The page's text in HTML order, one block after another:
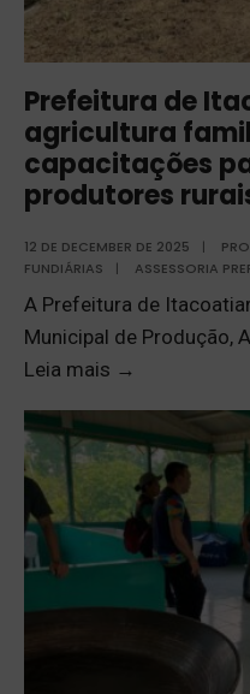
Prefeitura de
agricultura
capacitações
produtores
12 DE DECEMBER DE 2025 |
FUNDIÁRIAS
| ASSESSORIA
A Prefeitura de
Municipal de Produção,
Leia mais →